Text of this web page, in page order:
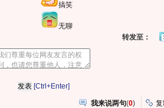
搞笑
无聊
转发至：
[Ctrl+Enter]
我来说两句(0) 复